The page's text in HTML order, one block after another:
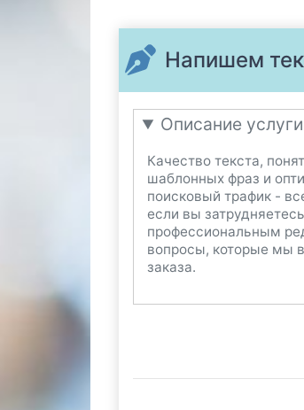
Напишем
Описание услуги
Качество текста,
шаблонных фраз и
поисковый трафик -
если вы
профессиональным
вопросы, которые мы
заказа.